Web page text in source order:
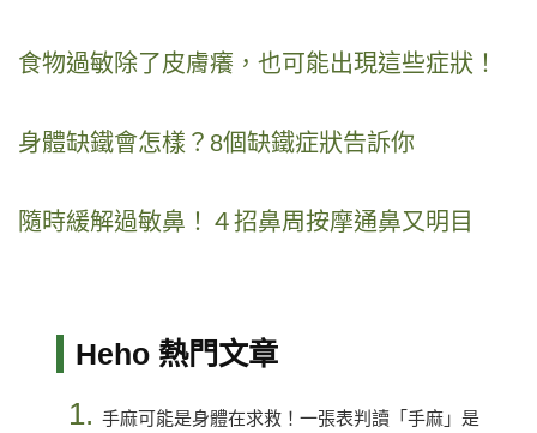
食物過敏除了皮膚癢，也可能出現這些症狀！
身體缺鐵會怎樣？8個缺鐵症狀告訴你
隨時緩解過敏鼻！４招鼻周按摩通鼻又明目
Heho 熱門文章
1. 手麻可能是身體在求救！一張表判讀「手麻」是